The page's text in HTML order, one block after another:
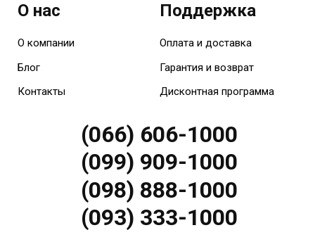
О нас
О компании
Блог
Контакты
Поддержка
Оплата и доставка
Гарантия и возврат
Дисконтная программа
(066) 606-1000
(099) 909-1000
(098) 888-1000
(093) 333-1000